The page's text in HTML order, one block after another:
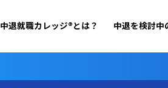
中退就職カレッジ®とは？ 中退を検討中